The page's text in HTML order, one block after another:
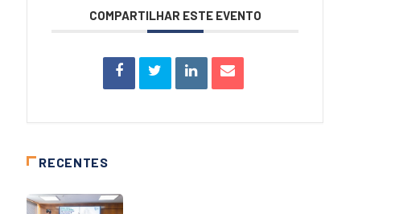
COMPARTILHAR ESTE EVENTO
RECENTES